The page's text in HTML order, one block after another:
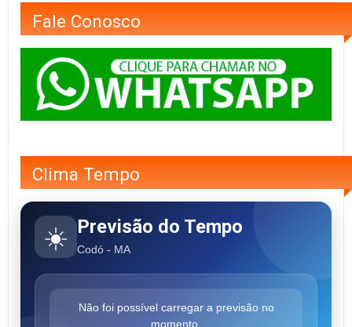
Fale Conosco
Clima Tempo
☀️ Previsão do Tempo
Codó - MA
Não foi possível carregar a previsão no
momento.